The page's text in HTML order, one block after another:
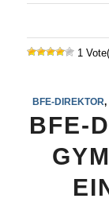
1
BFE-DIREKTOR,
BFE-